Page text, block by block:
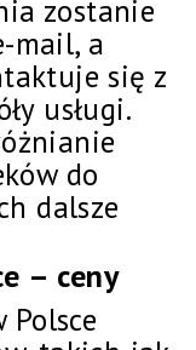
zostanie
mail, a
się z
usługi.
do
dalsze
– ceny
Polsce